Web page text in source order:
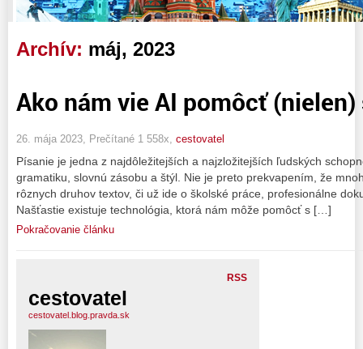
Archív: máj, 2023
Ako nám vie AI pomôcť
26. mája 2023, Prečítané 1 558x, cestovatel
Písanie je jedna z najdôležitejších a najzložitejších ľudských
gramatiku, slovnú zásobu a štýl. Nie je preto prekvapením, že
rôznych druhov textov, či už ide o školské práce, profesionálne
Našťastie existuje technológia, ktorá nám môže pomôcť s […]
Pokračovanie článku
RSS
cestovatel
cestovatel.blog.pravda.sk